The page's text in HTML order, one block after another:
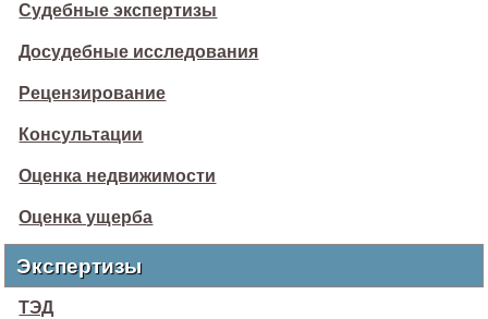
Судебные экспертизы
Досудебные исследования
Рецензирование
Консультации
Оценка недвижимости
Оценка ущерба
Экспертизы
ТЭД